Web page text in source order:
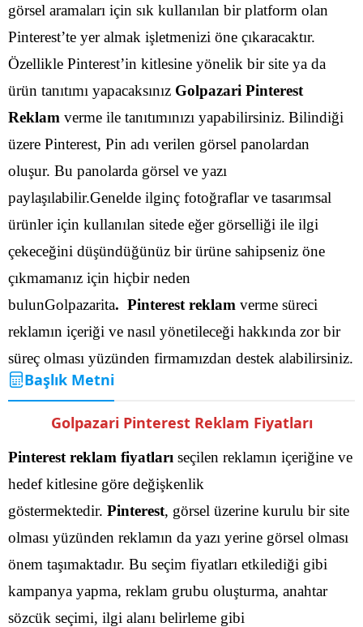
görsel aramaları için sık kullanılan bir platform olan
Pinterest’te yer almak işletmenizi öne çıkaracaktır.
Özellikle Pinterest’in kitlesine yönelik bir site ya da
ürün tanıtımı yapacaksınız Golpazari Pinterest
Reklam verme ile tanıtımınızı yapabilirsiniz. Bilindiği
üzere Pinterest, Pin adı verilen görsel panolardan
oluşur. Bu panolarda görsel ve yazı
paylaşılabilir.Genelde ilginç fotoğraflar ve tasarımsal
ürünler için kullanılan sitede eğer görselliği ile ilgi
çekeceğini düşündüğünüz bir ürüne sahipseniz öne
çıkmamanız için hiçbir neden
bulunGolpazarita. Pinterest reklam verme süreci
reklamın içeriği ve nasıl yönetileceği hakkında zor bir
süreç olması yüzünden firmamızdan destek alabilirsiniz.
Başlık Metni
Golpazari Pinterest Reklam Fiyatları
Pinterest reklam fiyatları seçilen reklamın içeriğine ve
hedef kitlesine göre değişkenlik
göstermektedir. Pinterest, görsel üzerine kurulu bir site
olması yüzünden reklamın da yazı yerine görsel olması
önem taşımaktadır. Bu seçim fiyatları etkilediği gibi
kampanya yapma, reklam grubu oluşturma, anahtar
sözcük seçimi, ilgi alanı belirleme gibi